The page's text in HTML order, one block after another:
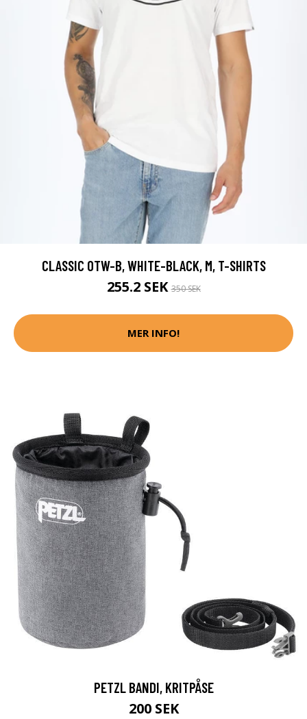
CLASSIC OTW-B, WHITE-BLACK, M, T-SHIRTS
255.2 SEK350 SEK
MER INFO!
PETZL BANDI, KRITPÅSE
200 SEK